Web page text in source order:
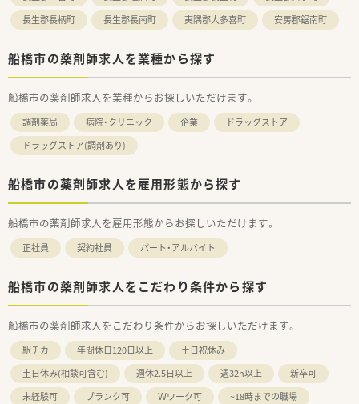
長生郡長柄町
長生郡長南町 夷隅郡大多喜町 安房郡鋸南町
船橋市の薬剤師求人を業種から探す
船橋市の薬剤師求人を業種からお探しいただけます。
調剤薬局 病院・クリニック 企業
ドラッグストア
ドラッグストア(調剤あり)
船橋市の薬剤師求人を雇用形態から探す
船橋市の薬剤師求人を雇用形態からお探しいただけます。
正社員 契約社員 パート・アルバイト
船橋市の薬剤師求人をこだわり条件から探す
船橋市の薬剤師求人をこだわり条件からお探しいただけます。
駅チカ 年間休日120日以上
土日祝休み
土日休み(相談可含む)
週休2.5日以上 週32h以上
新卒可
未経験可
ブランク可 Ｗワーク可
~18時までの職場